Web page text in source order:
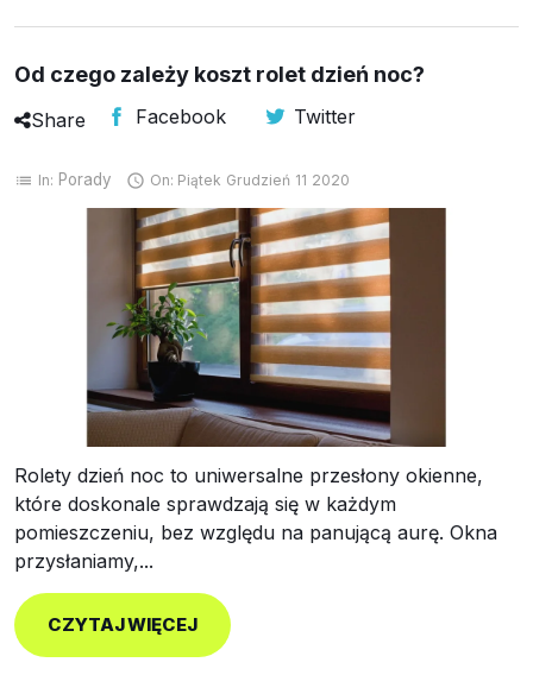
Od czego zależy koszt rolet dzień noc?
Share Facebook Twitter
list In: Porady  On: Piątek Grudzień 11 2020
Rolety dzień noc to uniwersalne przesłony okienne,
które doskonale sprawdzają się w każdym
pomieszczeniu, bez względu na panującą aurę. Okna
przysłaniamy,...
CZYTAJ WIĘCEJ